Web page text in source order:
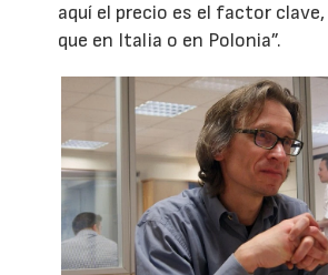
aquí el precio es el factor
que en Italia o en Polonia”.